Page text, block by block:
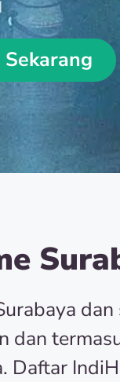
Sekarang
dan
Daftar